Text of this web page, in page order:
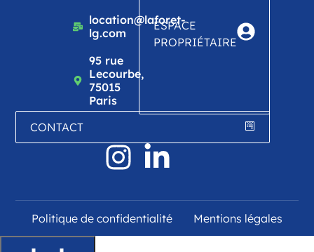
location@laforet-
lg.com
95 rue
Lecourbe,
75015
Paris
ESPACE
PROPRIÉTAIRE
CONTACT
Politique de confidentialité Mentions légales